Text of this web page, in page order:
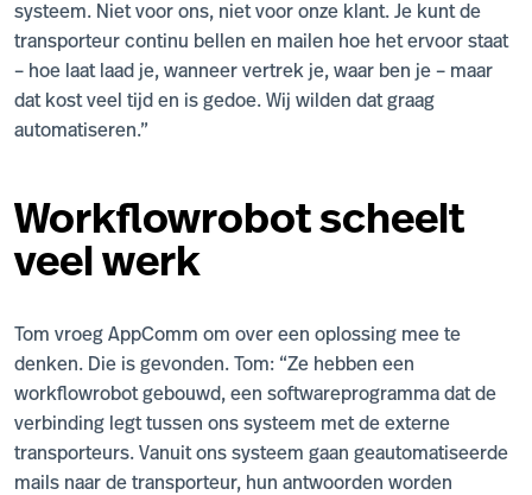
systeem. Niet voor ons, niet voor onze klant. Je kunt de
transporteur continu bellen en mailen hoe het ervoor staat
– hoe laat laad je, wanneer vertrek je, waar ben je – maar
dat kost veel tijd en is gedoe. Wij wilden dat graag
automatiseren.”
Workflowrobot scheelt
veel werk
Tom vroeg AppComm om over een oplossing mee te
denken. Die is gevonden. Tom: “Ze hebben een
workflowrobot gebouwd, een softwareprogramma dat de
verbinding legt tussen ons systeem met de externe
transporteurs. Vanuit ons systeem gaan geautomatiseerde
mails naar de transporteur, hun antwoorden worden